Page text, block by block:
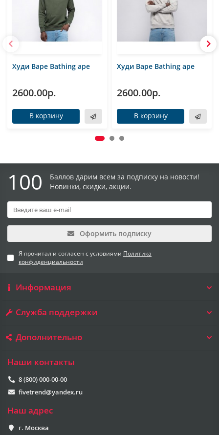
Худи Bape Bathing ape
2600.00р.
В корзину
Худи Bape Bathing ape
2600.00р.
В корзину
100
Баллов дарим всем за подписку на новости!
Новинки, скидки, акции.
Оформить подписку
Я прочитал и согласен с условиями Политика
конфиденциальности
Информация
Служба поддержки
Дополнительно
Наши контакты
8 (800) 000-00-00
fivetrend@yandex.ru
Наш адрес
г. Москва